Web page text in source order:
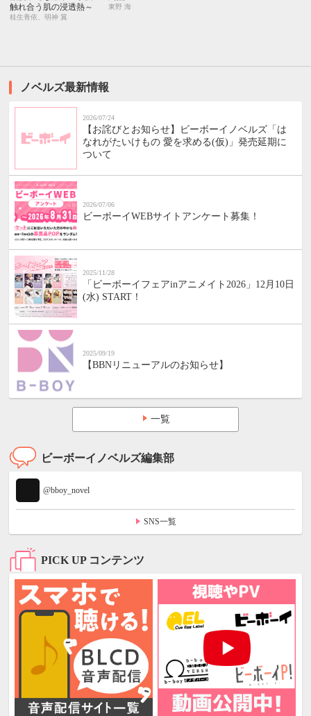
触れ合う肌の浸透熱～
桂生青依、明神 翼
東野 海
ノベルズ最新情報
2026/07/24
【お詫びとお知らせ】ビーボーイノベルズ「は
なれがたいけもの 愛を求める(仮)」発売延期に
ついて
2026/07/06
ビーボーイWEBサイトアンケート募集！
2025/11/28
「ビーボーイフェアinアニメイト2026」12月10日
(水) START！
2025/09/19
【BBNリニューアルのお知らせ】
一覧
ビーボーイノベルズ編集部
@bboy_novel
SNS一覧
PICK UP コンテンツ